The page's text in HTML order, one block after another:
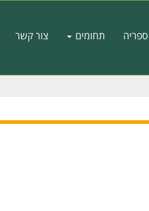
ספריה תחומים צור קשר